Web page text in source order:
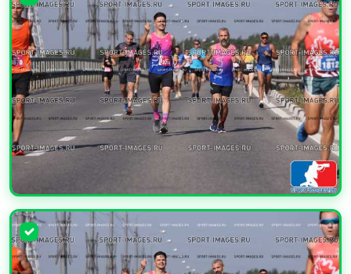
УВЕЛИЧИТЬ